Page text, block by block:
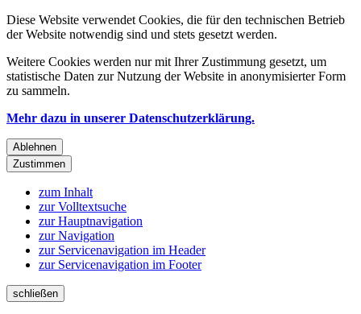
Diese Website verwendet Cookies, die für den technischen Betrieb
der Website notwendig sind und stets gesetzt werden.
Weitere Cookies werden nur mit Ihrer Zustimmung gesetzt, um
statistische Daten zur Nutzung der Website in anonymisierter Form
zu sammeln.
Mehr dazu in unserer Datenschutzerklärung.
Ablehnen
Zustimmen
zum Inhalt
zur Volltextsuche
zur Hauptnavigation
zur Navigation
zur Servicenavigation im Header
zur Servicenavigation im Footer
schließen